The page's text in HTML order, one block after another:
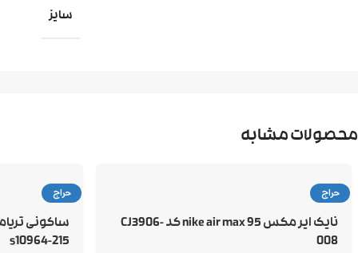
سایز
محصولات مشابه
حراج
نایک ایر مکس 95 nike air max کد CJ3906-
008
حراج
s10964-215